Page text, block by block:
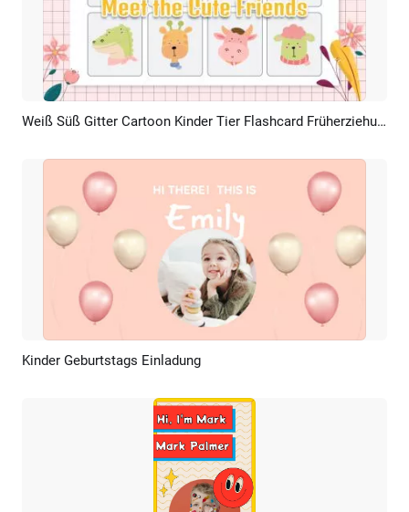
Vorschau KI Erstellen Weiß Süß Gitter Cartoon Kinder Tier Flashcard Früherziehung
Vorschau
Kinder Geburtstags Einladung